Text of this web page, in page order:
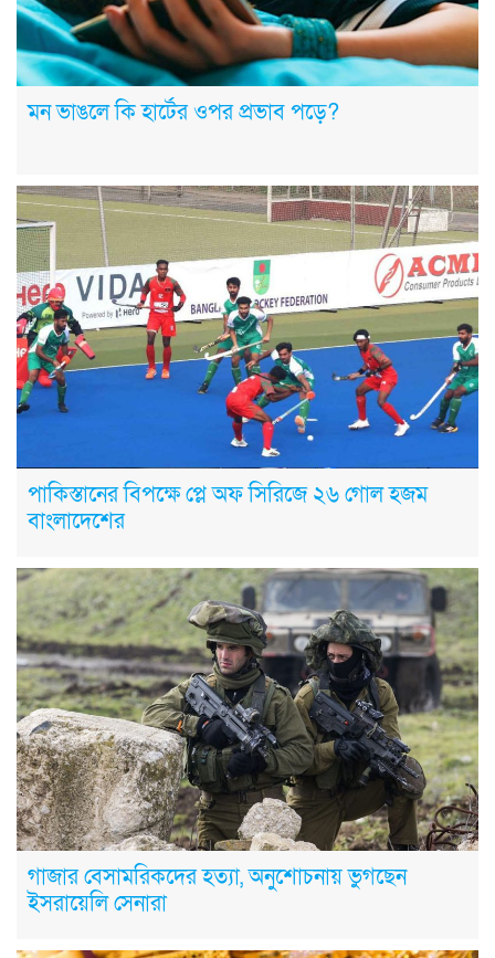
মন ভাঙলে কি হার্টের ওপর প্রভাব পড়ে?
পাকিস্তানের বিপক্ষে প্লে অফ সিরিজে ২৬ গোল হজম
বাংলাদেশের
গাজার বেসামরিকদের হত্যা, অনুশোচনায় ভুগছেন
ইসরায়েলি সেনারা